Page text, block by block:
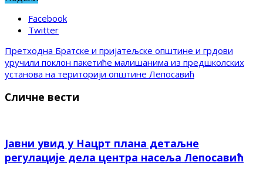
Facebook
Twitter
Претходна Братске и пријатељске општине и грдови
уручили поклон пакетиће малишанима из предшколских
установа на територији општине Лепосавић
Сличне вести
Јавни увид у Нацрт плана детаљне
регулације дела центра насеља Лепосавић